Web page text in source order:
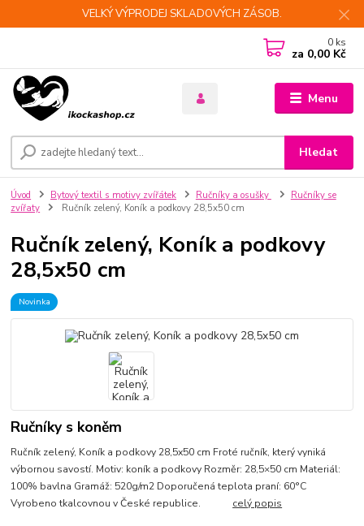
VELKÝ VÝPRODEJ SKLADOVÝCH ZÁSOB.
Menu
Hledat
0 ks
za 0,00 Kč
Úvod Bytový textil s motivy zvířátek Ručníky a osušky
Ručníky se
zvířaty
Ručník zelený, Koník a podkovy 28,5x50 cm
Ručník zelený, Koník a podkovy
28,5x50 cm
Novinka
Ručníky s koněm
Ručník zelený, Koník a podkovy 28,5x50 cm Froté ručník, který vyniká
výbornou savostí. Motiv: koník a podkovy Rozměr: 28,5×50 cm Materiál:
100% bavlna Gramáž: 520g/m2 Doporučená teplota praní: 60°C
Vyrobeno tkalcovnou v České republice. celý popis